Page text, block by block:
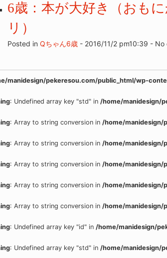
6歳：本が大好き（おも
リ）
Posted in Qちゃん6歳 - 2016/11/2 pm10:39 - No
manidesign/pekeresou.com/public_html/wp-
: Undefined array key "std" in /home/manidesign/
: Array to string conversion in /home/manidesign/
: Array to string conversion in /home/manidesign/
: Array to string conversion in /home/manidesign/
: Array to string conversion in /home/manidesign/
: Array to string conversion in /home/manidesign/
: Undefined array key "id" in /home/manidesign/
: Undefined array key "std" in /home/manidesign/